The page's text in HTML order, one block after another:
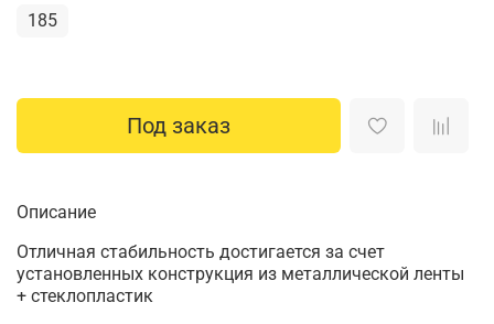
185
Под заказ
Описание
Отличная стабильность достигается за счет
установленных конструкция из металлической ленты
+ стеклопластик